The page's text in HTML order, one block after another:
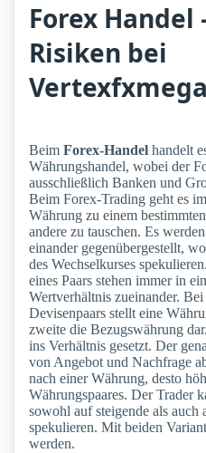
Forex Handel
Risiken bei
Beim Forex-Handel handelt
Währungshandel, wobei der
ausschließlich Banken und
Beim Forex-Trading geht es
Währung zu einem
andere zu tauschen. Es
einander gegenübergestellt,
des Wechselkurses
eines Paars stehen immer in
Wertverhältnis zueinander.
Devisenpaars stellt eine
zweite die Bezugswährung
ins Verhältnis gesetzt. Der
von Angebot und Nachfrage
nach einer Währung, desto
Währungspaares. Der Trader
sowohl auf steigende als auch
spekulieren. Mit beiden
werden.